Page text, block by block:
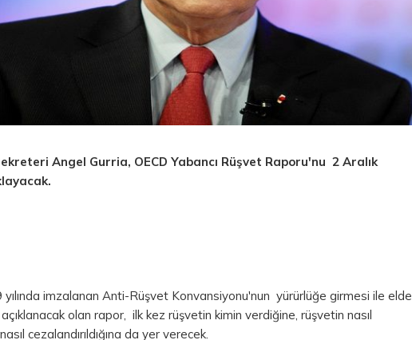
Angel Gurria, OECD Yabancı Rüşvet Raporu'nu 2 Aralık
yılında imzalanan Anti-Rüşvet Konvansiyonu'nun yürürlüğe girmesi ile elde
olan rapor, ilk kez rüşvetin kimin verdiğine, rüşvetin nasıl
cezalandırıldığına da yer verecek.